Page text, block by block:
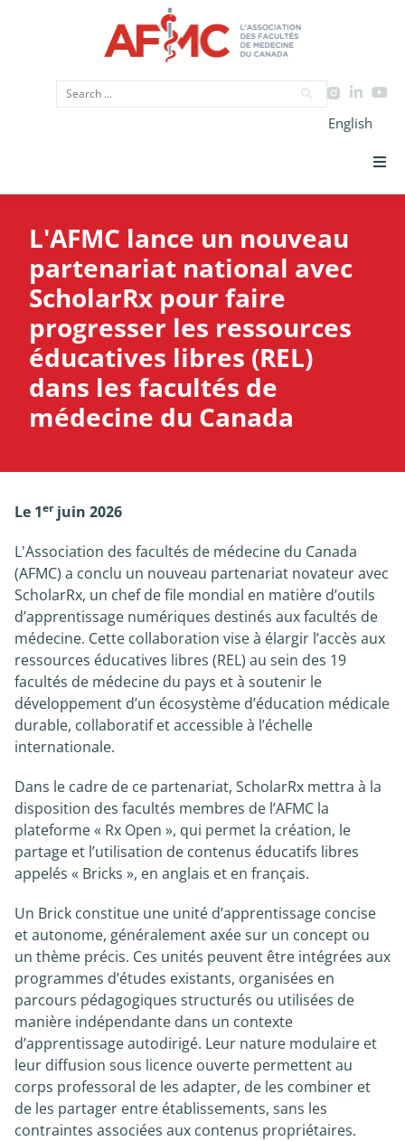
English
CIMU
Données
Plaidoyer
Initiatives
L'AFMC lance un nouveau
partenariat national avec
ScholarRx pour faire
progresser les ressources
éducatives libres (REL)
dans les facultés de
médecine du Canada
Le 1erjuin 2026
L'Association des facultés de médecine du Canada
(AFMC) a conclu un nouveau partenariat novateur avec
ScholarRx, un chef de file mondial en matière d’outils
d’apprentissage numériques destinés aux facultés de
médecine. Cette collaboration vise à élargir l’accès aux
ressources éducatives libres (REL) au sein des 19
facultés de médecine du pays et à soutenir le
développement d’un écosystème d’éducation médicale
durable, collaboratif et accessible à l’échelle
internationale.
Dans le cadre de ce partenariat, ScholarRx mettra à la
disposition des facultés membres de l’AFMC la
plateforme « Rx Open », qui permet la création, le
partage et l’utilisation de contenus éducatifs libres
appelés « Bricks », en anglais et en français.
Un Brick constitue une unité d’apprentissage concise
et autonome, généralement axée sur un concept ou
un thème précis. Ces unités peuvent être intégrées aux
programmes d’études existants, organisées en
parcours pédagogiques structurés ou utilisées de
manière indépendante dans un contexte
d’apprentissage autodirigé. Leur nature modulaire et
leur diffusion sous licence ouverte permettent au
corps professoral de les adapter, de les combiner et
de les partager entre établissements, sans les
contraintes associées aux contenus propriétaires.